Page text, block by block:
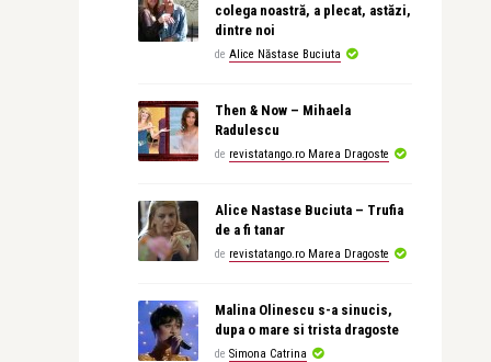
colega noastră, a plecat, astăzi,
dintre noi
de Alice Năstase Buciuta
Then & Now – Mihaela
Radulescu
de revistatango.ro Marea Dragoste
Alice Nastase Buciuta – Trufia
de a fi tanar
de revistatango.ro Marea Dragoste
Malina Olinescu s-a sinucis,
dupa o mare si trista dragoste
de Simona Catrina